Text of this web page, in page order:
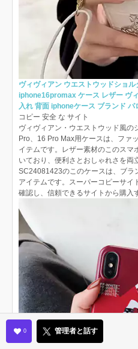
ヴィヴィアン ウエストウッドショ
iphone16promax ケース レザー ヴ
入れ 背面 iphoneケース ブランド
コピー 安全 な サイト
ヴィヴィアン・ウエストウッド風
Pro、16 Pro Max用ケースは、ファ
イテムです。レザー素材のこのス
いており、便利さとおしゃれさを両
SC24081423のこのケースは、ブラ
アイテムです。スーパーコピーサイ
確認し、信頼できるサイトから購入
0 管理者と話す